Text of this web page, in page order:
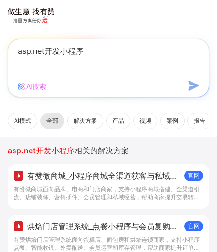
AI搜索
AI模式 全部 解决方案 产品 视频 案例 报告
asp.net开发小程序相关的解决方案
有赞微商城_小程序商城全渠道获客与私域复
购工具 - 做生意, 找有赞
官网
有赞微商城面向品牌、电商和门店商家，支持小程序商城搭建、全渠道引
流、店铺装修、营销插件、会员管理和私域经营，帮助商家提升交易转化
烘焙门店管理系统_点餐小程序与会员复购工
具 - 做生意, 找有赞
官网
有赞烘焙门店管理系统面向蛋糕店、面包房和烘焙连锁商家，支持小程序
点餐、智能收银、外卖配送、会员运营和库存管理，帮助商家提升订单转